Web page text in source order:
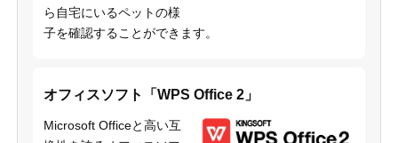
ら自宅にいるペットの様
子を確認することができます。
オフィスソフト「WPS Office 2」
Microsoft Officeと高い互